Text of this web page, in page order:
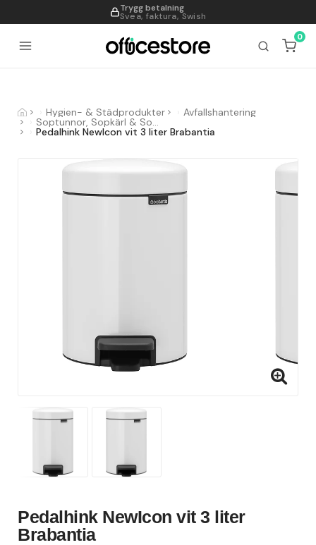
Trygg betalning
Svea, faktura, Swish
995
0
Hygien- & Städprodukter Avfallshantering
Soptunnor, Sopkärl & Sopsorteringskärl
Pedalhink NewIcon vit 3 liter Brabantia
Pedalhink NewIcon vit 3 liter
Brabantia